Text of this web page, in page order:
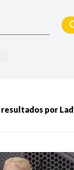
MÁS RECIENTES
MENOS RECIENTES
resultados por